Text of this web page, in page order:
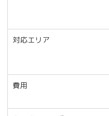
対応エリア
費用